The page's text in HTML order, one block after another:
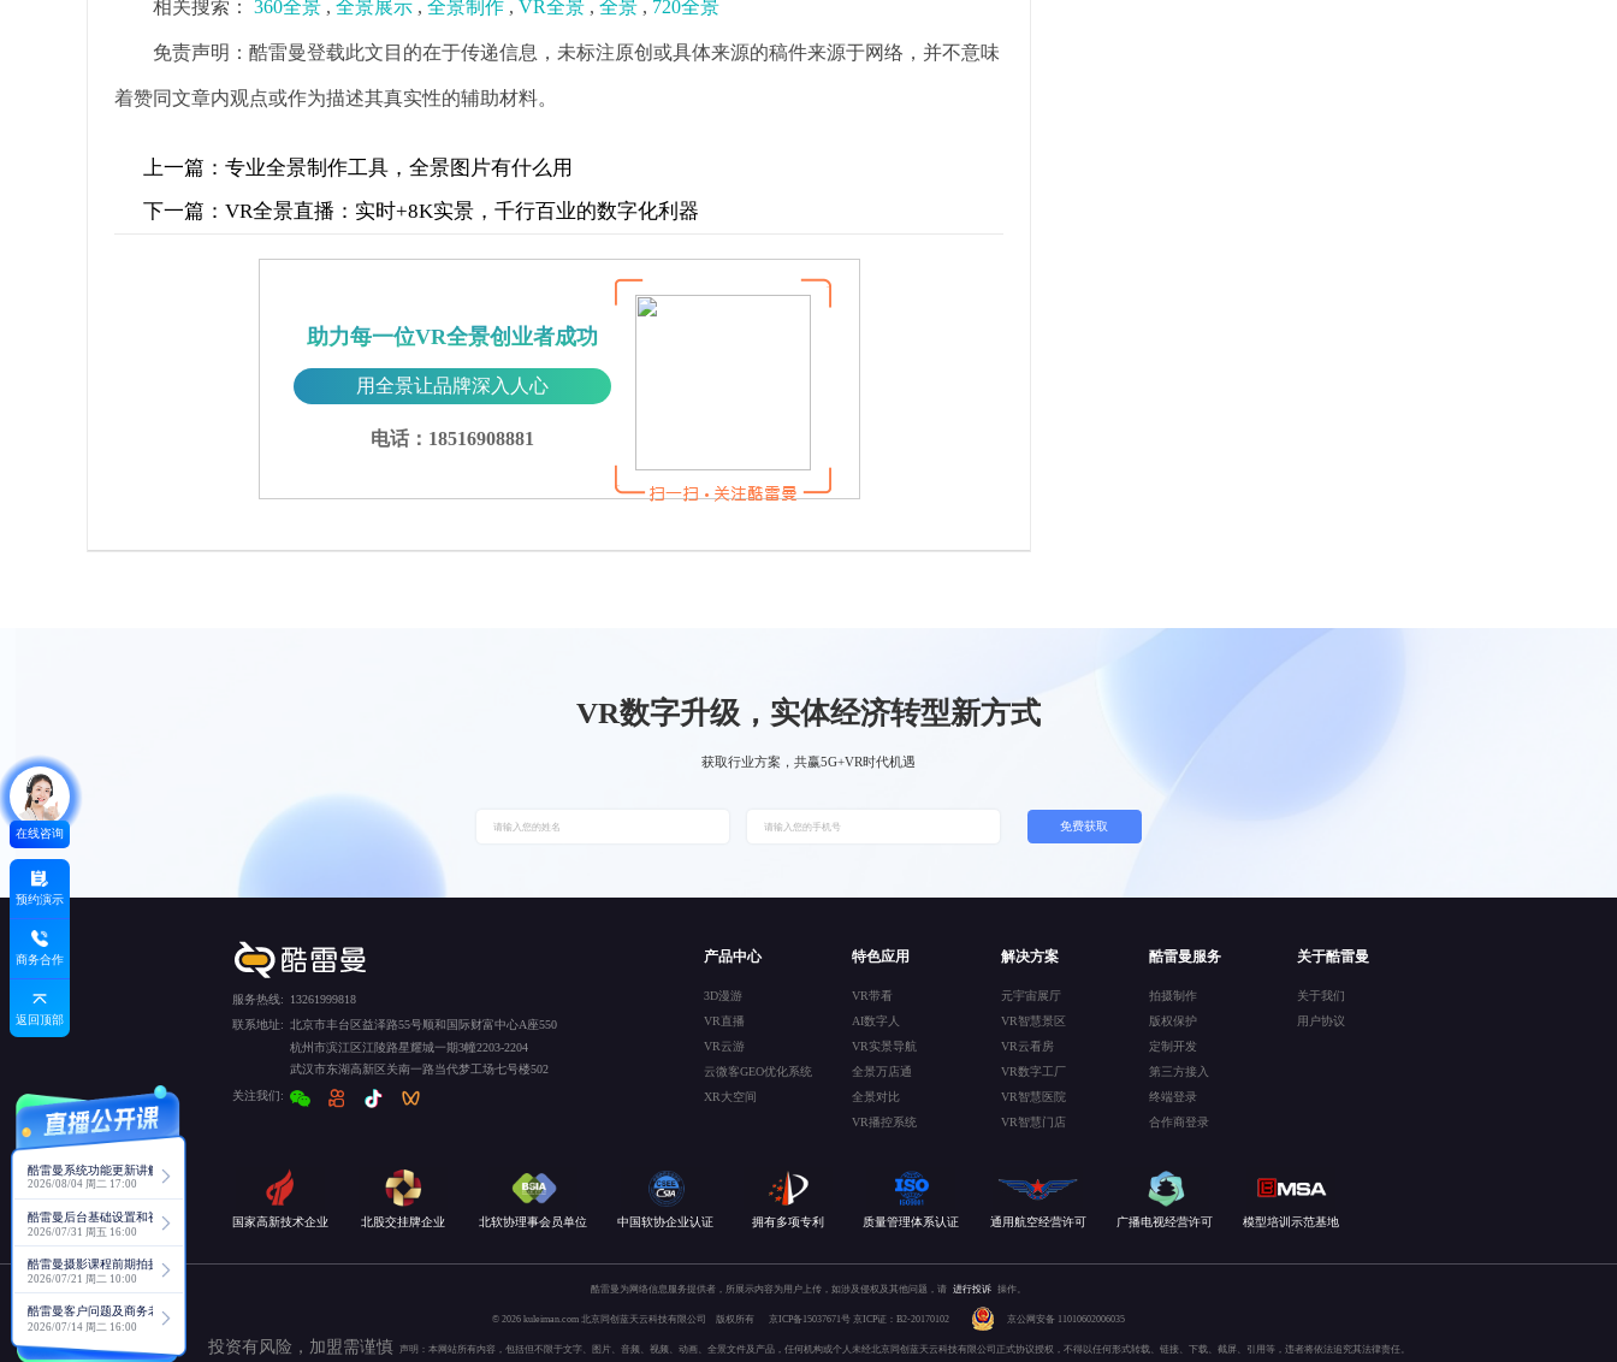
相关搜索： 360全景 , 全景展示 , 全景制作 , VR全景 , 全景 , 720全景
免责声明：酷雷曼登载此文目的在于传递信息，未标注原创或具体来源的稿件来源于网络，并不意味
着赞同文章内观点或作为描述其真实性的辅助材料。
上一篇： 专业全景制作工具，全景图片有什么用
下一篇： VR全景直播：实时+8K实景，千行百业的数字化利器
助力每一位VR全景创业者成功
用全景让品牌深入人心
电话：18516908881
在线咨询
预约演示
商务合作
返回顶部
酷雷曼系统功能更新讲解
2026/08/04 周二 17:00
酷雷曼后台基础设置和视角功能详解
2026/07/31 周五 16:00
酷雷曼摄影课程前期拍摄讲解
2026/07/21 周二 10:00
酷雷曼客户问题及商务老师回复分享
2026/07/14 周二 16:00
VR数字升级，实体经济转型新方式
获取行业方案，共赢5G+VR时代机遇
免费获取
服务热线:
13261999818
联系地址: 北京市丰台区益泽路55号顺和国际财富中心A座550
杭州市滨江区江陵路星耀城一期3幢2203-2204
武汉市东湖高新区关南一路当代梦工场七号楼502
关注我们:
产品中心
3D漫游
VR直播
VR云游
云微客GEO优化系统
XR大空间
特色应用
VR带看
AI数字人
VR实景导航
全景万店通
全景对比
VR播控系统
解决方案
元宇宙展厅
VR智慧景区
VR云看房
VR数字工厂
VR智慧医院
VR智慧门店
酷雷曼服务
拍摄制作
版权保护
定制开发
第三方接入
终端登录
合作商登录
关于酷雷曼
关于我们
用户协议
国家高新技术企业 北股交挂牌企业 北软协理事会员单位 中国软协企业认证 拥有多项专利 质量管理体系认证 通用航空经营许可 广播电视经营许可 模型培训示范基地
酷雷曼为网络信息服务提供者，所展示内容为用户上传，如涉及侵权及其他问题，请 进行投诉 操作。
© 2026 kuleiman.com 北京同创蓝天云科技有限公司 版权所有 京ICP备15037671号 京ICP证：B2-20170102 京公网安备 11010602006035
投资有风险，加盟需谨慎 声明：本网站所有内容，包括但不限于文字、图片、音频、视频、动画、全景文件及产品，任何机构或个人未经北京同创蓝天云科技有限公司正式协议授权，不得以任何形式转载、链接、下载、截屏、引用等，违者将依法追究其法律责任。